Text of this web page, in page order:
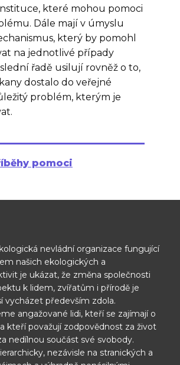
které mohou pomoci
Dále mají v úmyslu
který by pomohl
na jednotlivé případy
řadě usilují rovněž o to,
dostalo do veřejné
problém, kterým je
pomoci
nevládní organizace fungující
našich ekologických a
je ukázat, že změna společnosti
k lidem, zvířatům i přírodě je
vycházet především zdola.
angažované lidi, kteří se zajímají o
a kteří považují zodpovědnost za život
nedílnou součást své svobody.
nezávisle na stranických a